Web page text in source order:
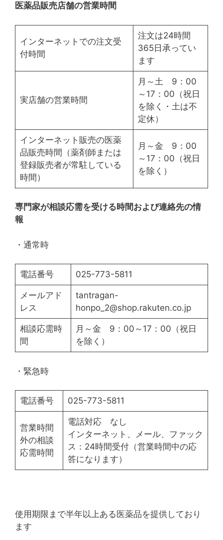
医薬品販売店舗の営業時間
インターネットでの注文受
付時間
注文は24時間
365日承ってい
ます
実店舗の営業時間
月～土 9：00
～17：00（祝日
を除く・土は不
定休）
インターネット販売の医薬
品販売時間（薬剤師または
登録販売者が常駐している
時間）
月～金 9：00
～17：00（祝日
を除く）
専門家が相談応需を受ける時間および連絡先の情
報
・通常時
電話番号 025-773-5811
メールアド
レス
tantragan-
honpo_2@shop.rakuten.co.jp
相談応需時
間
月～金 9：00～17：00（祝日
を除く）
・緊急時
電話番号 025-773-5811
営業時間
外の相談
応需時間
電話対応 なし
インターネット、メール、ファック
ス：24時間受付（営業時間中の応
答になります）
使用期限まで半年以上ある医薬品を提供しており
ます